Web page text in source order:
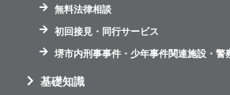
無料法律相談
初回接見・同行サービス
堺市内刑事事件・少年事件関連施設・警
基礎知識